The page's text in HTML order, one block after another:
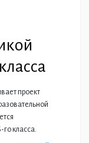
проект
класса.